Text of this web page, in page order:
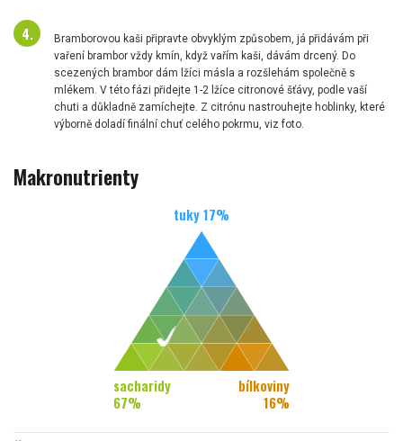
Bramborovou kaši připravte obvyklým způsobem, já přidávám při
vaření brambor vždy kmín, když vařím kaši, dávám drcený. Do
scezených brambor dám lžíci másla a rozšlehám společně s
mlékem. V této fázi přidejte 1-2 lžíce citronové šťávy, podle vaší
chuti a důkladně zamíchejte. Z citrónu nastrouhejte hoblinky, které
výborně doladí finální chuť celého pokrmu, viz foto.
Makronutrienty
tuky17%
sacharidy
67%
bílkoviny
16%